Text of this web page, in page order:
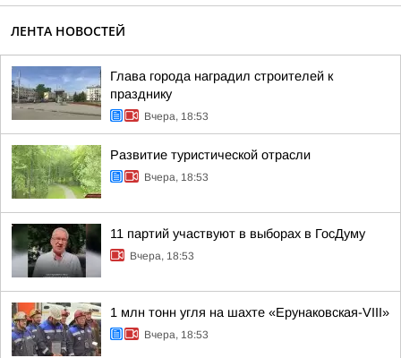
ЛЕНТА НОВОСТЕЙ
Глава города наградил строителей к
празднику
Вчера, 18:53
Развитие туристической отрасли
Вчера, 18:53
11 партий участвуют в выборах в ГосДуму
Вчера, 18:53
1 млн тонн угля на шахте «Ерунаковская-VIII»
Вчера, 18:53